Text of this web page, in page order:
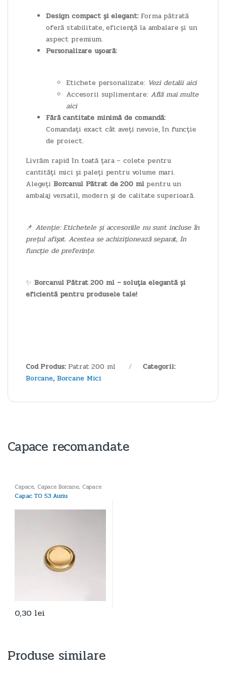
Design compact și elegant:Forma pătrată
oferă stabilitate, eficiență la ambalare și un
aspect premium.
Personalizare ușoară:
Etichete personalizate: Vezi detalii aici
Accesorii suplimentare: Află mai multe
aici
Fără cantitate minimă de comandă:
Comandați exact cât aveți nevoie, în funcție
de proiect.
Livrăm rapid în toată țara – colete pentru
cantități mici și paleți pentru volume mari.
Alegeți Borcanul Pătrat de 200 mlpentru un
ambalaj versatil, modern și de calitate superioară.
📌 Atenție: Etichetele și accesoriile nu sunt incluse în
prețul afișat. Acestea se achiziționează separat, în
funcție de preferințe.
✨ Borcanul Pătrat 200 ml – soluția elegantă și
eficientă pentru produsele tale!
Cod Produs: Patrat 200 ml
Categorii:
Borcane, Borcane Mici
Capace recomandate
Capace, Capace Borcane, Capace
Sticle
Capac TO 53 Auriu
0,30 lei
Produse similare